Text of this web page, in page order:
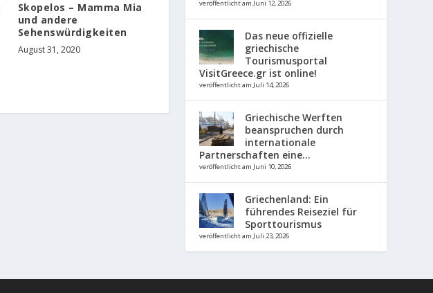
Skopelos – Mamma Mia
und andere
Sehenswürdigkeiten
August 31, 2020
veröffentlicht am Juni 12, 2026
Das neue offizielle
griechische
Tourismusportal
VisitGreece.gr ist online!
veröffentlicht am Juli 14, 2026
Griechische Werften
beanspruchen durch
internationale
Partnerschaften eine...
veröffentlicht am Juni 10, 2026
Griechenland: Ein
führendes Reiseziel für
Sporttourismus
veröffentlicht am Juli 23, 2026